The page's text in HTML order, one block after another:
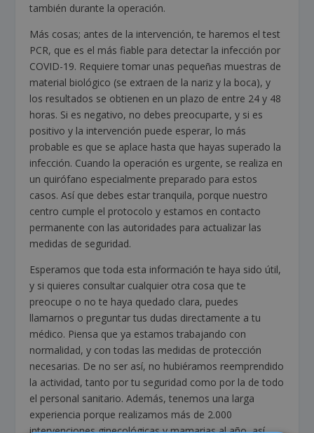
también durante la operación.
Más cosas; antes de la intervención, te haremos el test
PCR, que es el más fiable para detectar la infección por
COVID-19. Requiere tomar unas pequeñas muestras de
material biológico (se extraen de la nariz y la boca), y
los resultados se obtienen en un plazo de entre 24 y 48
horas. Si es negativo, no debes preocuparte, y si es
positivo y la intervención puede esperar, lo más
probable es que se aplace hasta que hayas superado la
infección. Cuando la operación es urgente, se realiza en
un quirófano especialmente preparado para estos
casos. Así que debes estar tranquila, porque nuestro
centro cumple el protocolo y estamos en contacto
permanente con las autoridades para actualizar las
medidas de seguridad.
Esperamos que toda esta información te haya sido útil,
y si quieres consultar cualquier otra cosa que te
preocupe o no te haya quedado clara, puedes
llamarnos o preguntar tus dudas directamente a tu
médico. Piensa que ya estamos trabajando con
normalidad, y con todas las medidas de protección
necesarias. De no ser así, no hubiéramos reemprendido
la actividad, tanto por tu seguridad como por la de todo
el personal sanitario. Además, tenemos una larga
experiencia porque realizamos más de 2.000
intervenciones ginecológicas y mamarias al año, así